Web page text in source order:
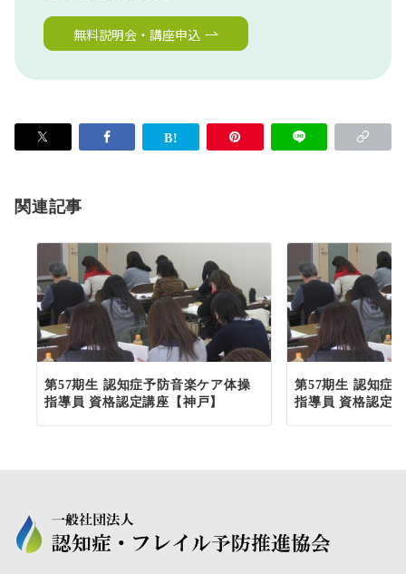
無料説明会・講座申込
関連記事
第57期生 認知症予防音楽ケア体操
指導員 資格認定講座【神戸】
第57期生 認知症
指導員 資格認定